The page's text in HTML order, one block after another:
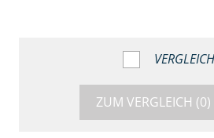
ZUM VERGLEICH (0)